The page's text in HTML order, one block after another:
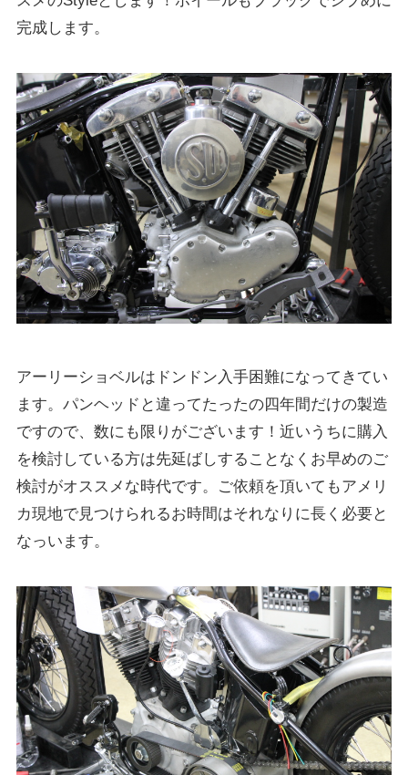
完成します。
アーリーショベルはドンドン入手困難になってきてい
ます。パンヘッドと違ってたったの四年間だけの製造
ですので、数にも限りがございます！近いうちに購入
を検討している方は先延ばしすることなくお早めのご
検討がオススメな時代です。ご依頼を頂いてもアメリ
カ現地で見つけられるお時間はそれなりに長く必要と
なっいます。